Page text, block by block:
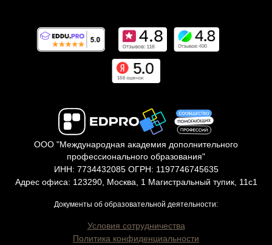
ООО "Международная академия дополнительного
профессионального образования"
ИНН: 7734432085 ОГРН: 1197746745635
Адрес офиса: 123290, Москва, 1 Магистральный тупик, 11с1
Документы об образовательной деятельности:
Условия сотрудничества
Политика конфиденциальности